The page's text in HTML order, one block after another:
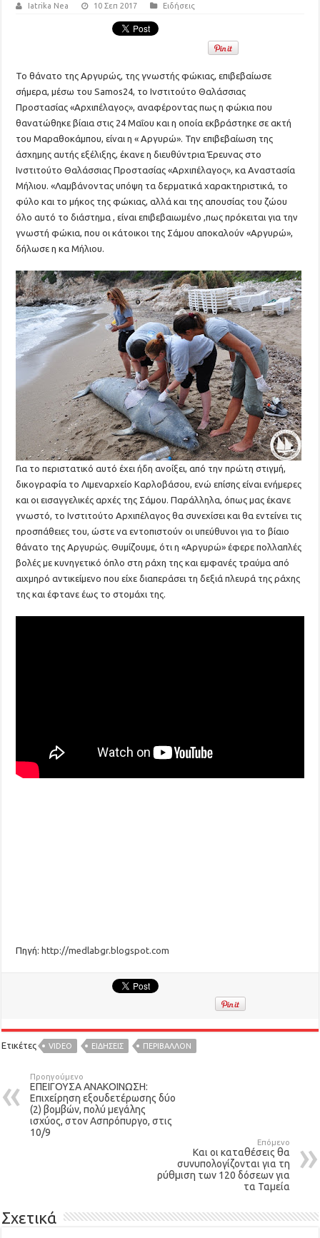
Iatrika Nea 10 Σεπ 2017 Ειδήσεις
To θάνατο της Αργυρώς, της γνωστής φώκιας, επιβεβαίωσε
σήμερα, μέσω του Samos24, το Ινστιτούτο Θαλάσσιας
Προστασίας «Αρχιπέλαγος», αναφέροντας πως η φώκια που
θανατώθηκε βίαια στις 24 Μαΐου και η οποία εκβράστηκε σε ακτή
του Μαραθοκάμπου, είναι η « Αργυρώ». Την επιβεβαίωση της
άσχημης αυτής εξέλιξης, έκανε η διευθύντρια Έρευνας στο
Ινστιτούτο Θαλάσσιας Προστασίας «Αρχιπέλαγος», κα Αναστασία
Μήλιου. «Λαμβάνοντας υπόψη τα δερματικά χαρακτηριστικά, το
φύλο και το μήκος της φώκιας, αλλά και της απουσίας του ζώου
όλο αυτό το διάστημα , είναι επιβεβαιωμένο ,πως πρόκειται για την
γνωστή φώκια, που οι κάτοικοι της Σάμου αποκαλούν «Αργυρώ»,
δήλωσε η κα Μήλιου.
Για το περιστατικό αυτό έχει ήδη ανοίξει, από την πρώτη στιγμή,
δικογραφία το Λιμεναρχείο Καρλοβάσου, ενώ επίσης είναι ενήμερες
και οι εισαγγελικές αρχές της Σάμου. Παράλληλα, όπως μας έκανε
γνωστό, το Ινστιτούτο Αρχιπέλαγος θα συνεχίσει και θα εντείνει τις
προσπάθειες του, ώστε να εντοπιστούν οι υπεύθυνοι για το βίαιο
θάνατο της Αργυρώς. Θυμίζουμε, ότι η «Αργυρώ» έφερε πολλαπλές
βολές με κυνηγετικό όπλο στη ράχη της και εμφανές τραύμα από
αιχμηρό αντικείμενο που είχε διαπεράσει τη δεξιά πλευρά της ράχης
της και έφτανε έως το στομάχι της.
Πηγή: http://medlabgr.blogspot.com
Ετικέτες VIDEO ΕΙΔΉΣΕΙΣ ΠΕΡΙΒΑΛΛΟΝ
Προηγούμενο
ΕΠΕΙΓΟΥΣΑ ΑΝΑΚΟΙΝΩΣΗ:
Επιχείρηση εξουδετέρωσης δύο
(2) βομβών, πολύ μεγάλης
ισχύος, στον Ασπρόπυργο, στις
10/9
Επόμενο
Και οι καταθέσεις θα
συνυπολογίζονται για τη
ρύθμιση των 120 δόσεων για
τα Ταμεία
Σχετικά